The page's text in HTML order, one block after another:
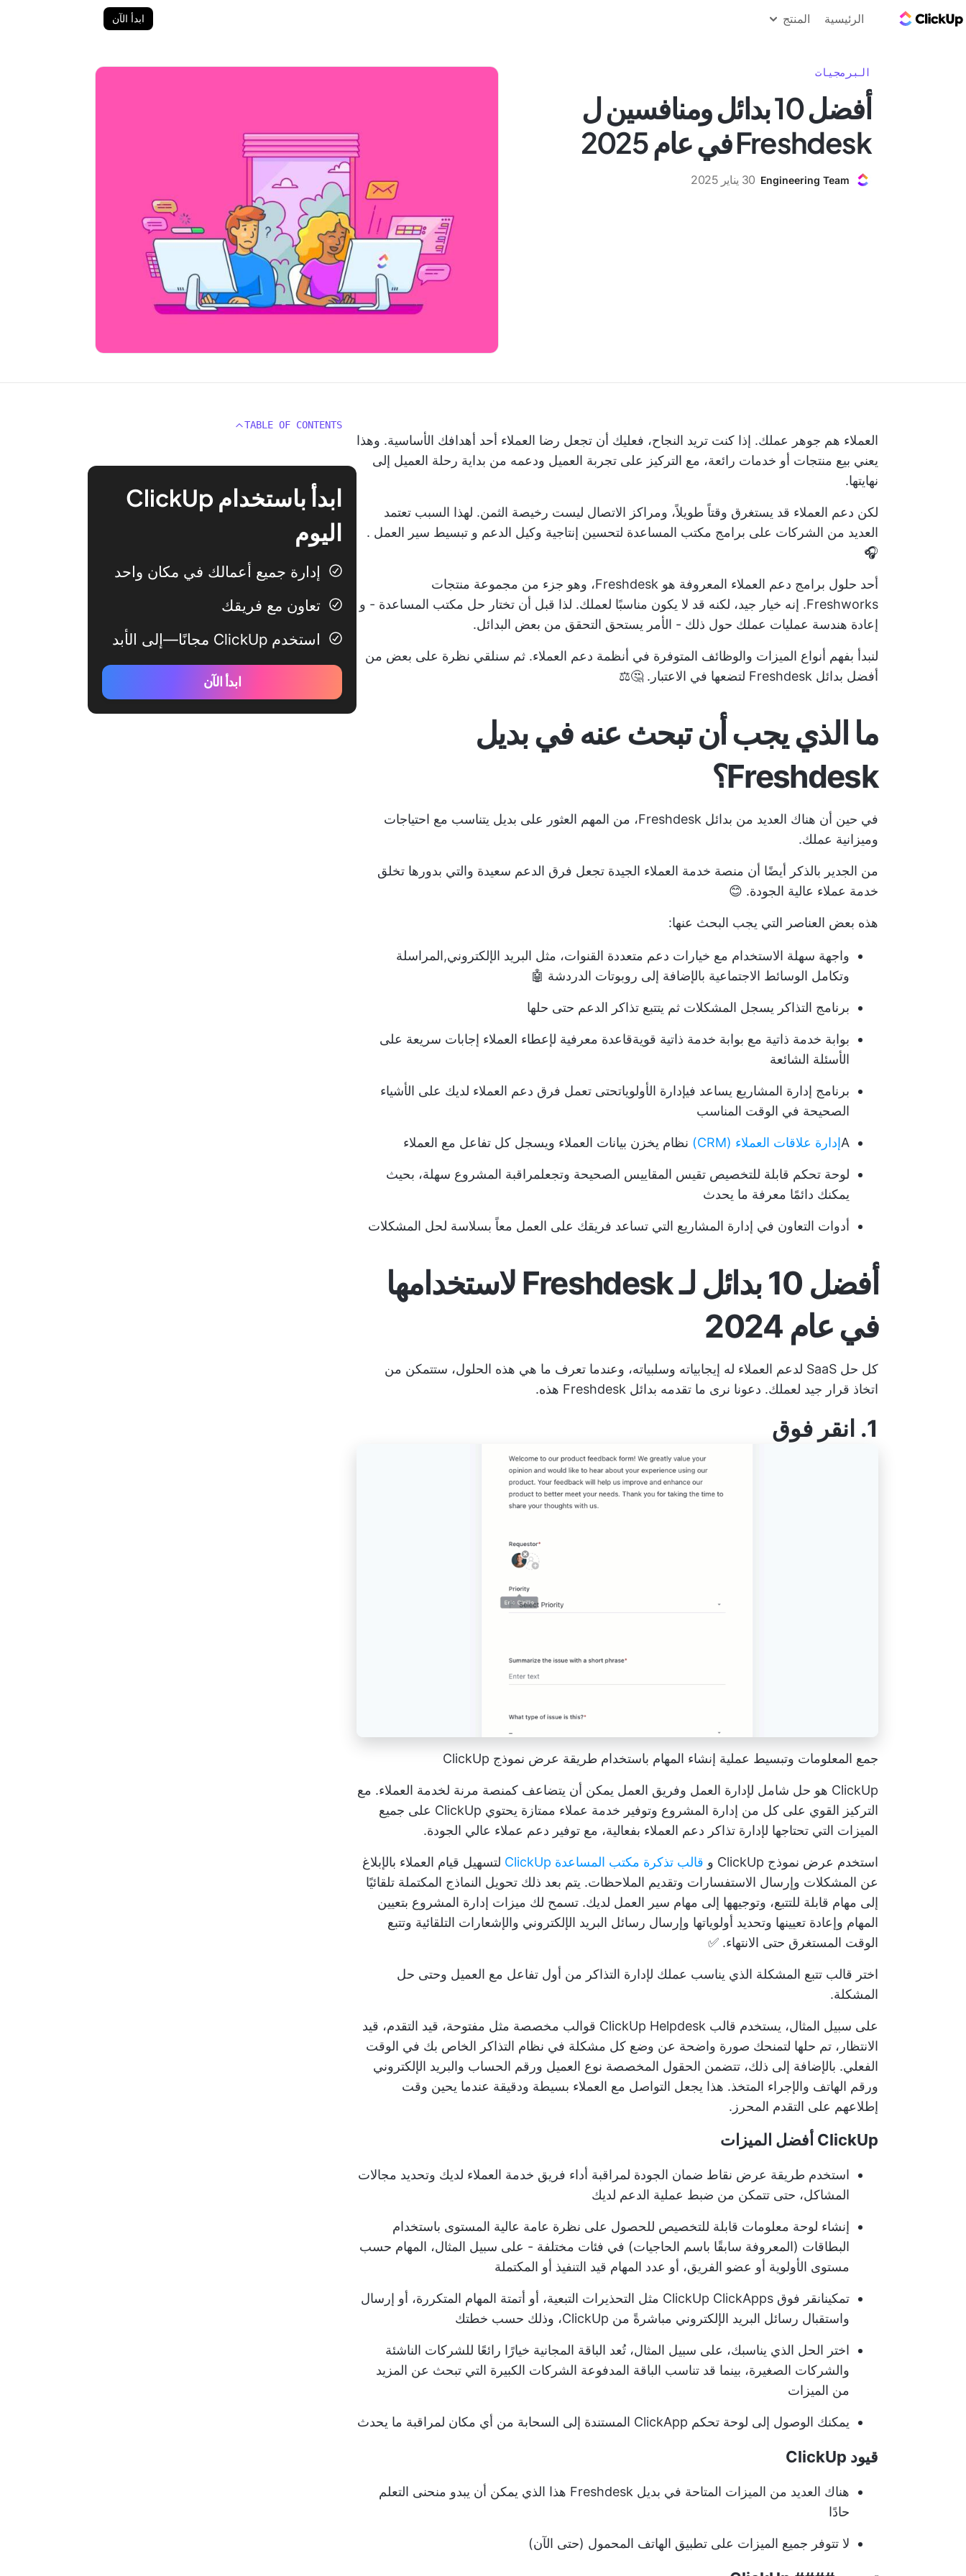
الرئيسية المنتج ابدأ الآن
البرمجيات
أفضل 10 بدائل ومنافسين ل
Freshdesk في عام 2025
Engineering Team 30 يناير 2025
العملاء هم جوهر عملك. إذا كنت تريد النجاح، فعليك أن تجعل رضا العملاء أحد أهدافك الأساسية. وهذا
يعني بيع منتجات أو خدمات رائعة، مع التركيز على تجربة العميل ودعمه من بداية رحلة العميل إلى
نهايتها.
لكن دعم العملاء قد يستغرق وقتاً طويلاً، ومراكز الاتصال ليست رخيصة الثمن. لهذا السبب تعتمد
العديد من الشركات على برامج مكتب المساعدة لتحسين إنتاجية وكيل الدعم و تبسيط سير العمل .
🎧
أحد حلول برامج دعم العملاء المعروفة هو Freshdesk، وهو جزء من مجموعة منتجات
Freshworks. إنه خيار جيد، لكنه قد لا يكون مناسبًا لعملك. لذا قبل أن تختار حل مكتب المساعدة - و
إعادة هندسة عمليات عملك حول ذلك - الأمر يستحق التحقق من بعض البدائل.
لنبدأ بفهم أنواع الميزات والوظائف المتوفرة في أنظمة دعم العملاء. ثم سنلقي نظرة على بعض من
أفضل بدائل Freshdesk لتضعها في الاعتبار. 🤔⚖️
ما الذي يجب أن تبحث عنه في بديل
Freshdesk؟
في حين أن هناك العديد من بدائل Freshdesk، من المهم العثور على بديل يتناسب مع احتياجات
وميزانية عملك.
من الجدير بالذكر أيضًا أن منصة خدمة العملاء الجيدة تجعل فرق الدعم سعيدة والتي بدورها تخلق
خدمة عملاء عالية الجودة. 😊
هذه بعض العناصر التي يجب البحث عنها:
واجهة سهلة الاستخدام مع خيارات دعم متعددة القنوات، مثل البريد الإلكتروني,المراسلة
وتكامل الوسائط الاجتماعية بالإضافة إلى روبوتات الدردشة 🤖
برنامج التذاكر يسجل المشكلات ثم يتتبع تذاكر الدعم حتى حلها
بوابة خدمة ذاتية مع بوابة خدمة ذاتية قويةقاعدة معرفية لإعطاء العملاء إجابات سريعة على
الأسئلة الشائعة
برنامج إدارة المشاريع يساعد فيإدارة الأولوياتحتى تعمل فرق دعم العملاء لديك على الأشياء
الصحيحة في الوقت المناسب
Aإدارة علاقات العملاء (CRM) نظام يخزن بيانات العملاء ويسجل كل تفاعل مع العملاء
لوحة تحكم قابلة للتخصيص تقيس المقاييس الصحيحة وتجعلمراقبة المشروع سهلة، بحيث
يمكنك دائمًا معرفة ما يحدث
أدوات التعاون في إدارة المشاريع التي تساعد فريقك على العمل معاً بسلاسة لحل المشكلات
أفضل 10 بدائل لـ Freshdesk لاستخدامها
في عام 2024
كل حل SaaS لدعم العملاء له إيجابياته وسلبياته، وعندما تعرف ما هي هذه الحلول، ستتمكن من
اتخاذ قرار جيد لعملك. دعونا نرى ما تقدمه بدائل Freshdesk هذه.
1. انقر فوق
جمع المعلومات وتبسيط عملية إنشاء المهام باستخدام طريقة عرض نموذج ClickUp
ClickUp هو حل شامل لإدارة العمل وفريق العمل يمكن أن يتضاعف كمنصة مرنة لخدمة العملاء. مع
التركيز القوي على كل من إدارة المشروع وتوفير خدمة عملاء ممتازة
يحتوي ClickUp على جميع
الميزات التي تحتاجها لإدارة تذاكر دعم العملاء بفعالية، مع توفير دعم عملاء عالي الجودة.
استخدم عرض نموذج ClickUp و قالب تذكرة مكتب المساعدة ClickUp
لتسهيل قيام العملاء بالإبلاغ
عن المشكلات وإرسال الاستفسارات وتقديم الملاحظات. يتم بعد ذلك تحويل النماذج المكتملة تلقائيًا
إلى مهام قابلة للتتبع، وتوجيهها إلى مهام سير العمل لديك. تسمح لك ميزات إدارة المشروع بتعيين
المهام وإعادة تعيينها وتحديد أولوياتها وإرسال رسائل البريد الإلكتروني والإشعارات التلقائية وتتبع
الوقت المستغرق حتى الانتهاء. ✅
اختر قالب تتبع المشكلة الذي يناسب عملك لإدارة التذاكر من أول تفاعل مع العميل وحتى حل
المشكلة.
على سبيل المثال، يستخدم قالب ClickUp Helpdesk قوالب مخصصة مثل مفتوحة، قيد التقدم، قيد
الانتظار، تم حلها لتمنحك صورة واضحة عن وضع كل مشكلة في نظام التذاكر الخاص بك في الوقت
الفعلي. بالإضافة إلى ذلك، تتضمن الحقول المخصصة نوع العميل ورقم الحساب والبريد الإلكتروني
ورقم الهاتف والإجراء المتخذ. هذا يجعل التواصل مع العملاء بسيطة ودقيقة عندما يحين وقت
إطلاعهم على التقدم المحرز.
ClickUp أفضل الميزات
استخدم طريقة عرض نقاط ضمان الجودة لمراقبة أداء فريق خدمة العملاء لديك وتحديد مجالات
المشاكل، حتى تتمكن من ضبط عملية الدعم لديك
إنشاء لوحة معلومات قابلة للتخصيص للحصول على نظرة عامة عالية المستوى باستخدام
البطاقات (المعروفة سابقًا باسم الحاجيات) في فئات مختلفة - على سبيل المثال، المهام حسب
مستوى الأولوية أو عضو الفريق، أو عدد المهام قيد التنفيذ أو المكتملة
تمكينانقر فوق ClickUp ClickApps
مثل التحذيرات التبعية، أو أتمتة المهام المتكررة، أو إرسال
واستقبال رسائل البريد الإلكتروني مباشرةً من ClickUp، وذلك حسب خطتك
اختر الحل الذي يناسبك، على سبيل المثال، تُعد الباقة المجانية خيارًا رائعًا للشركات الناشئة
والشركات الصغيرة، بينما قد تناسب الباقة المدفوعة الشركات الكبيرة التي تبحث عن المزيد
من الميزات
يمكنك الوصول إلى لوحة تحكم ClickApp المستندة إلى السحابة من أي مكان لمراقبة ما يحدث
قيود ClickUp
هناك العديد من الميزات المتاحة في بديل Freshdesk هذا الذي يمكن أن يبدو منحنى التعلم
حادًا
لا تتوفر جميع الميزات على تطبيق الهاتف المحمول (حتى الآن)
TABLE OF CONTENTS
ابدأ باستخدام ClickUp
اليوم
إدارة جميع أعمالك في مكان واحد
تعاون مع فريقك
استخدم ClickUp مجانًا—إلى الأبد
ابدأ الآن